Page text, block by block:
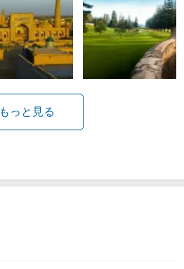
もっと見る